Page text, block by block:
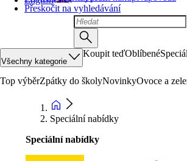
Přeskočit na vyhledávání
Všechny kategorie
Koupit teďOblíbené
Top výběrZpátky do školyNovinkyOvoce a
Speciální nabídky
Speciální nabídky